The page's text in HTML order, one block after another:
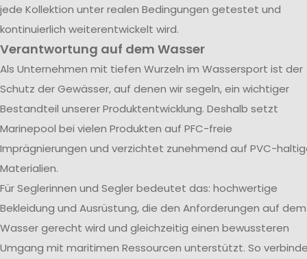
jede Kollektion unter realen Bedingungen getestet und
kontinuierlich weiterentwickelt wird.
Verantwortung auf dem Wasser
Als Unternehmen mit tiefen Wurzeln im Wassersport ist der
Schutz der Gewässer, auf denen wir segeln, ein wichtiger
Bestandteil unserer Produktentwicklung. Deshalb setzt
Marinepool bei vielen Produkten auf PFC-freie
Imprägnierungen und verzichtet zunehmend auf PVC-
Materialien.
Für Seglerinnen und Segler bedeutet das: hochwertige
Bekleidung und Ausrüstung, die den Anforderungen auf dem
Wasser gerecht wird und gleichzeitig einen bewussteren
Umgang mit maritimen Ressourcen unterstützt. So